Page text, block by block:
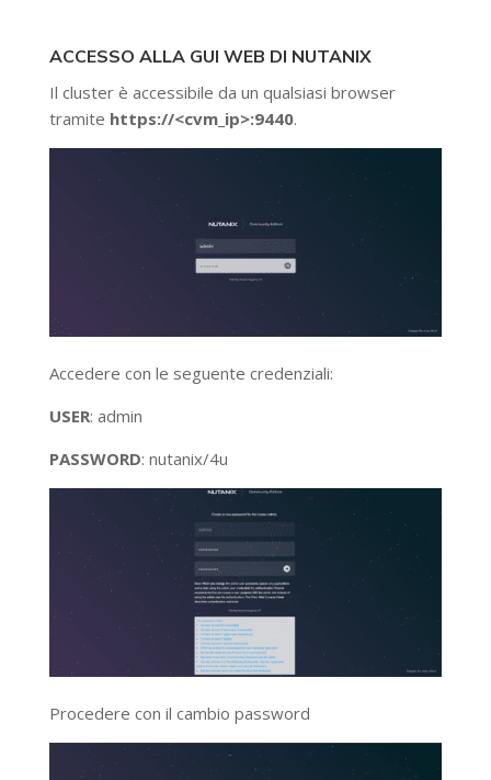
ACCESSO ALLA GUI WEB DI NUTANIX
Il cluster è accessibile da un qualsiasi browser
tramite https://<cvm_ip>:9440.
Accedere con le seguente credenziali:
USER: admin
PASSWORD: nutanix/4u
Procedere con il cambio password